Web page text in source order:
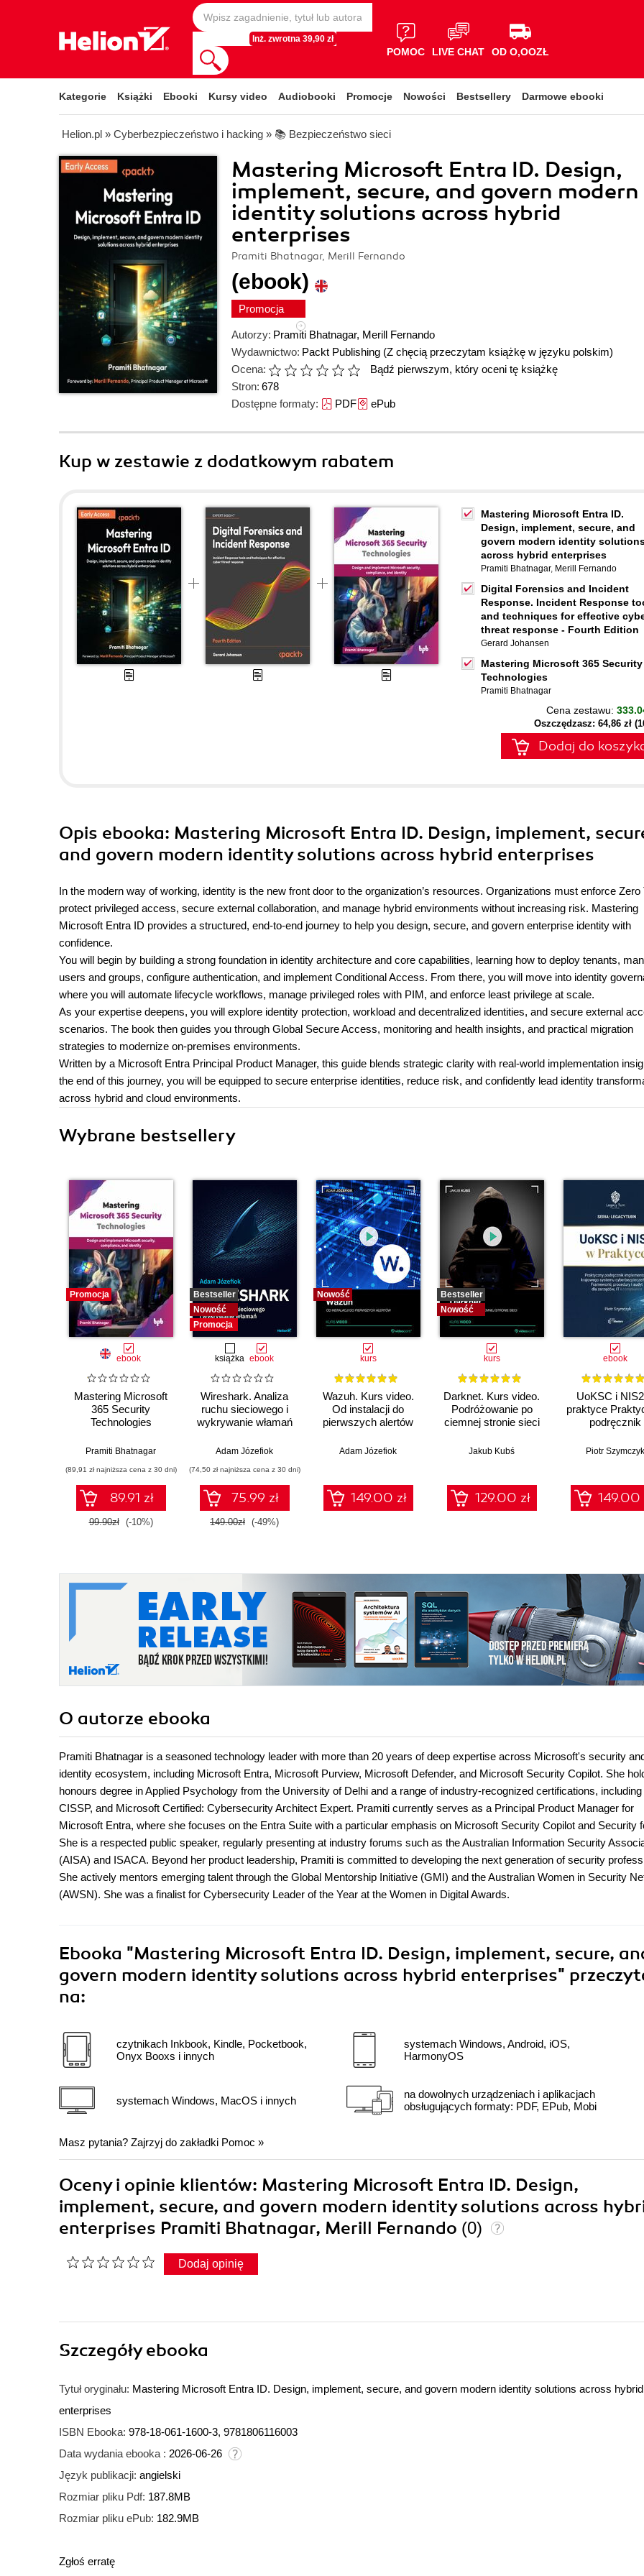
Inż. zwrotna 39,90 zł
POMOC LIVE CHAT OD O,OOZŁ
Kategorie Książki Ebooki Kursy video Audiobooki Promocje Nowości Bestsellery Darmowe ebooki
Helion.pl » Cyberbezpieczeństwo i hacking » 📚 Bezpieczeństwo sieci
Mastering Microsoft Entra ID. Design,
implement, secure, and govern modern
identity solutions across hybrid
enterprises
Pramiti Bhatnagar, Merill Fernando
(ebook)
Promocja
Autorzy: Pramiti Bhatnagar, Merill Fernando
Wydawnictwo: Packt Publishing (Z chęcią przeczytam książkę w języku polskim)
Ocena:
Bądź pierwszym, który oceni tę książkę
Stron: 678
Dostępne formaty: PDFePub
Kup w zestawie z dodatkowym rabatem
Mastering Microsoft Entra ID.
Design, implement, secure, and
govern modern identity
across hybrid enterprises
Pramiti Bhatnagar, Merill Fernando
Digital Forensics and Incident
Response. Incident Response
and techniques for effective
threat response - Fourth Edition
Gerard Johansen
Mastering Microsoft 365 Security
Technologies
Pramiti Bhatnagar
Cena zestawu:
Oszczędzasz: 64,86 zł
Dodaj do
Opis ebooka: Mastering Microsoft Entra ID. Design, implement,
and govern modern identity solutions across hybrid enterprises
In the modern way of working, identity is the new front door to the organization’s resources. Organizations must enforce Zero
protect privileged access, secure external collaboration, and manage hybrid environments without increasing risk. Mastering
Microsoft Entra ID provides a structured, end-to-end journey to help you design, secure, and govern enterprise identity with
confidence.
You will begin by building a strong foundation in identity architecture and core capabilities, learning how to deploy tenants,
users and groups, configure authentication, and implement Conditional Access. From there, you will move into identity
where you will automate lifecycle workflows, manage privileged roles with PIM, and enforce least privilege at scale.
As your expertise deepens, you will explore identity protection, workload and decentralized identities, and secure external
scenarios. The book then guides you through Global Secure Access, monitoring and health insights, and practical migration
strategies to modernize on-premises environments.
Written by a Microsoft Entra Principal Product Manager, this guide blends strategic clarity with real-world implementation
the end of this journey, you will be equipped to secure enterprise identities, reduce risk, and confidently lead identity
across hybrid and cloud environments.
Wybrane bestsellery
Promocja
ebook
Mastering Microsoft
365 Security
Technologies
Pramiti Bhatnagar
(89,91 zł najniższa cena z 30 dni)
89.91 zł
99.90zł (-10%)
Bestseller
Nowość
Promocja
książka ebook
Wireshark. Analiza
ruchu sieciowego i
wykrywanie włamań
Adam Józefiok
(74,50 zł najniższa cena z 30 dni)
75.99 zł
149.00zł (-49%)
Nowość
kurs
Wazuh. Kurs video.
Od instalacji do
pierwszych alertów
Adam Józefiok
149.00 zł
Bestseller
Nowość
kurs
Darknet. Kurs video.
Podróżowanie po
ciemnej stronie sieci
Jakub Kubś
129.00 zł
ebook
UoKSC i
praktyce
podręcznik
Krajowego
procedury,
zarządów,
compliance
Piotr Szymczyk
149.00
O autorze ebooka
Pramiti Bhatnagar is a seasoned technology leader with more than 20 years of deep expertise across Microsoft's security
identity ecosystem, including Microsoft Entra, Microsoft Purview, Microsoft Defender, and Microsoft Security Copilot. She
honours degree in Applied Psychology from the University of Delhi and a range of industry-recognized certifications,
CISSP, and Microsoft Certified: Cybersecurity Architect Expert. Pramiti currently serves as a Principal Product Manager for
Microsoft Entra, where she focuses on the Entra Suite with a particular emphasis on Microsoft Security Copilot and Security
She is a respected public speaker, regularly presenting at industry forums such as the Australian Information Security
(AISA) and ISACA. Beyond her product leadership, Pramiti is committed to developing the next generation of security
She actively mentors emerging talent through the Global Mentorship Initiative (GMI) and the Australian Women in Security
(AWSN). She was a finalist for Cybersecurity Leader of the Year at the Women in Digital Awards.
Ebooka "Mastering Microsoft Entra ID. Design, implement, secure,
govern modern identity solutions across hybrid enterprises"
na:
czytnikach Inkbook, Kindle, Pocketbook,
Onyx Booxs i innych
systemach Windows, MacOS i innych
systemach Windows, Android, iOS,
HarmonyOS
na dowolnych urządzeniach i aplikacjach
obsługujących formaty: PDF, EPub, Mobi
Masz pytania? Zajrzyj do zakładki Pomoc »
Oceny i opinie klientów: Mastering Microsoft Entra ID. Design,
implement, secure, and govern modern identity solutions across
enterprises Pramiti Bhatnagar, Merill Fernando (0)
Dodaj opinię
Szczegółyebooka
Tytuł oryginału: Mastering Microsoft Entra ID. Design, implement, secure, and govern modern identity solutions across hybrid
enterprises
ISBN Ebooka: 978-18-061-1600-3, 9781806116003
Data wydania ebooka : 2026-06-26
Język publikacji: angielski
Rozmiar pliku Pdf: 187.8MB
Rozmiar pliku ePub: 182.9MB
Zgłoś erratę